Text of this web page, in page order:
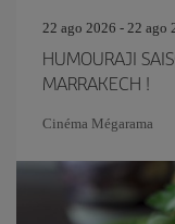
22 ago 2026 - 22 ago
HUMOURAJI
MARRAKECH !
Cinéma Mégarama